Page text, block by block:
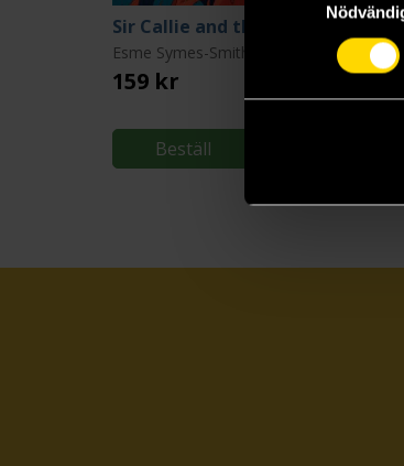
Esme Symes-Smith
159 kr
Beställ